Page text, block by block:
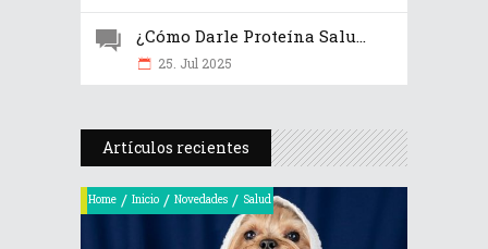
¿Cómo Darle Proteína Salu...
25. Jul 2025
Artículos recientes
Home / Inicio / Novedades / Salud